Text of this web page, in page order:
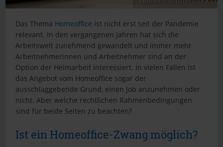
Das Thema Homeoffice ist nicht erst seit der Pandemie
relevant. In den vergangenen Jahren hat sich die
Arbeitswelt zunehmend gewandelt und immer mehr
Arbeitnehmerinnen und Arbeitnehmer sind an der
Option der Heimarbeit interessiert. In vielen Fällen ist
das Angebot vom Homeoffice sogar der
ausschlaggebende Grund, einen Job anzunehmen oder
nicht. Aber welche rechtlichen Rahmenbedingungen
sind für beide Seiten zu beachten?
Ist ein Homeoffice-Zwang möglich?